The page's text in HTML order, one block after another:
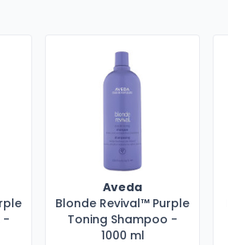
-
Aveda
Blonde Revival™ Purple
Toning Shampoo -
1000 ml